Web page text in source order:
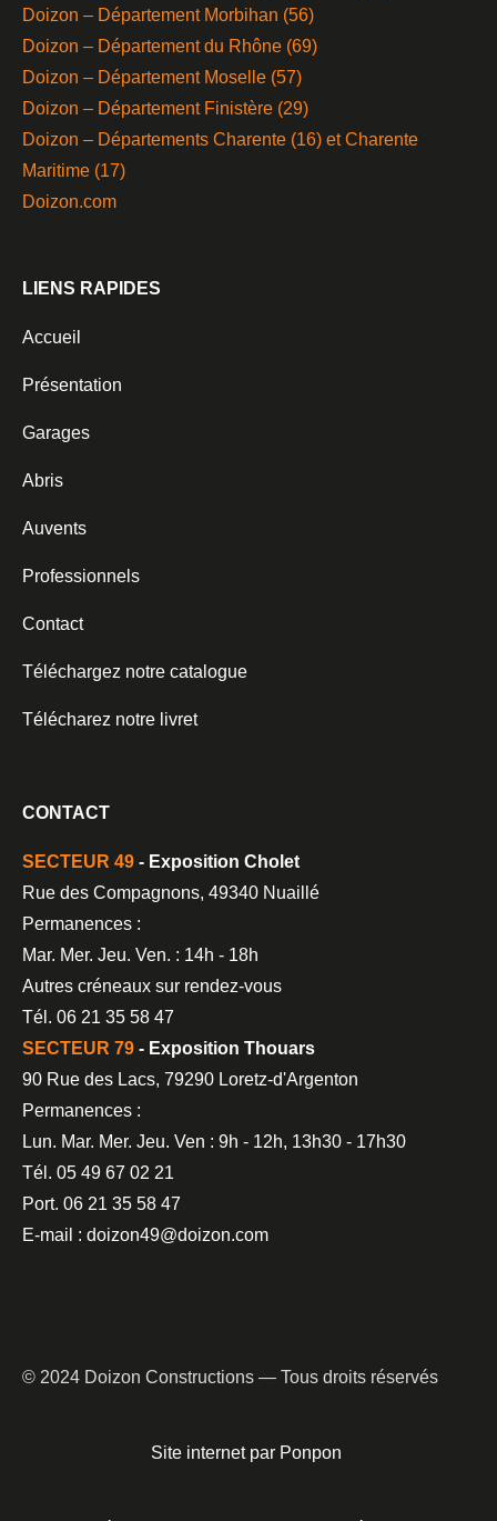
Doizon – Département Morbihan (56)
Doizon – Département du Rhône (69)
Doizon – Département Moselle (57)
Doizon – Département Finistère (29)
Doizon – Départements Charente (16) et Charente
Maritime (17)
Doizon.com
LIENS RAPIDES
Accueil
Présentation
Garages
Abris
Auvents
Professionnels
Contact
Téléchargez notre catalogue
Télécharez notre livret
CONTACT
SECTEUR 49 - Exposition Cholet
Rue des Compagnons, 49340 Nuaillé
Permanences :
Mar. Mer. Jeu. Ven. : 14h - 18h
Autres créneaux sur rendez-vous
Tél. 06 21 35 58 47
SECTEUR 79 - Exposition Thouars
90 Rue des Lacs, 79290 Loretz-d'Argenton
Permanences :
Lun. Mar. Mer. Jeu. Ven : 9h - 12h, 13h30 - 17h30
Tél. 05 49 67 02 21
Port. 06 21 35 58 47
E-mail : doizon49@doizon.com
© 2024 Doizon Constructions — Tous droits réservés
Site internet par Ponpon